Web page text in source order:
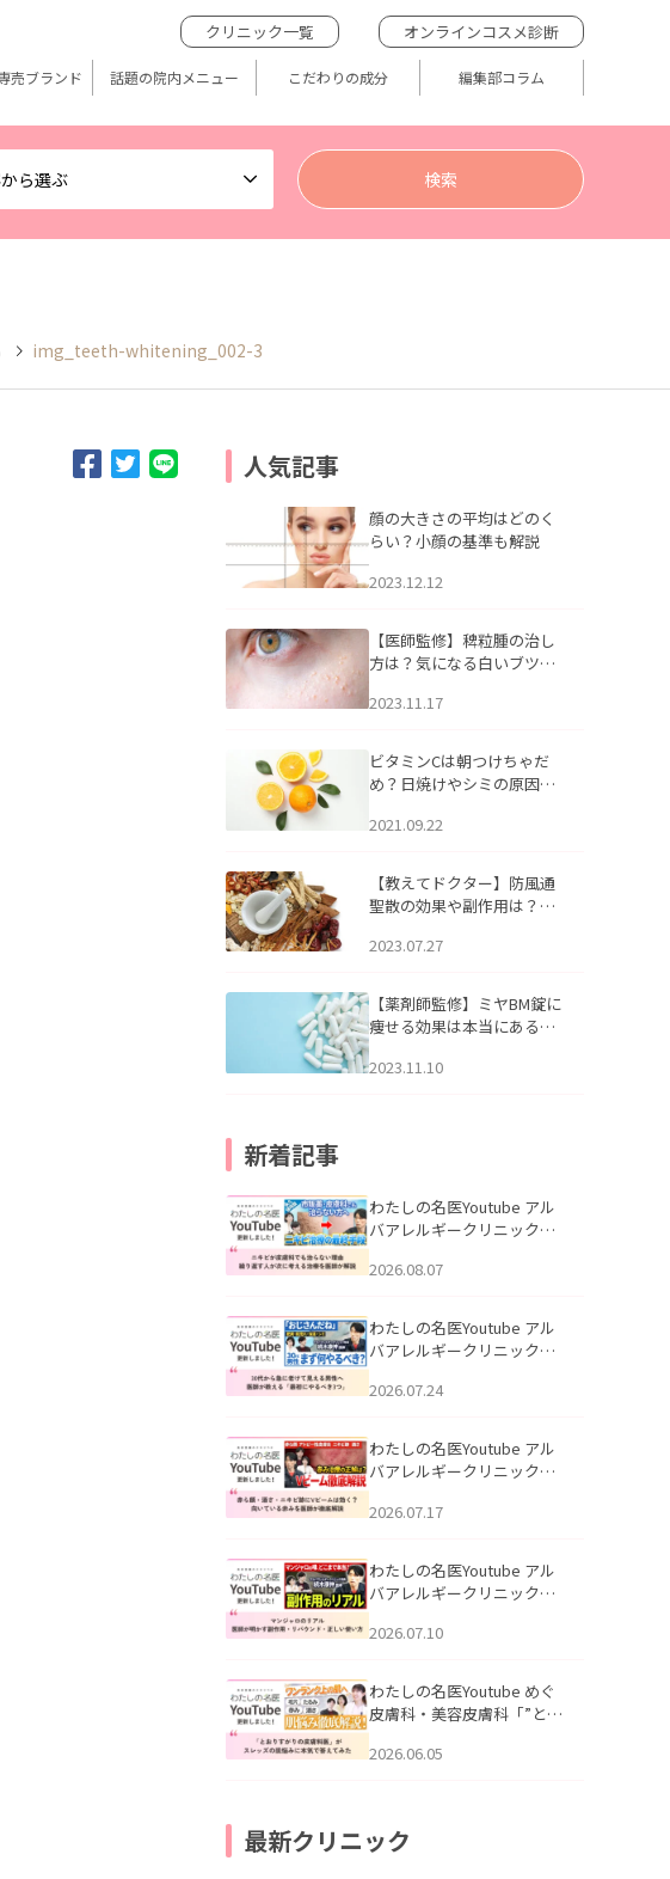
ら選ぶ
クリニック一覧 オンラインコスメ診断
売ブランド 話題の院内メニュー こだわりの成分 編集部コラム
img_teeth-whitening_002-3
人気記事
顔の大きさの平均はどのく
らい？小顔の基準も解説
2023.12.12
【医師監修】稗粒腫の治し
方は？気になる白いブツブ
アについて
2023.11.17
ビタミンCは朝つけちゃだ
め？日焼けやシミの原因に
2021.09.22
【教えてドクター】防風通
聖散の効果や副作用は？長
2023.07.27
【薬剤師監修】ミヤBM錠に
痩せる効果は本当にある
2023.11.10
新着記事
わたしの名医Youtube アル
バアレルギークリニック札
らない理由｜繰り返す人が
説」を公開いたしました。
2026.08.07
わたしの名医Youtube アル
バアレルギークリニック札
える男性へ｜医師が教える
公開いたしました。
2026.07.24
わたしの名医Youtube アル
バアレルギークリニック札
跡にVビームは効く？向いて
説」を公開いたしました。
2026.07.17
わたしの名医Youtube アル
バアレルギークリニック札
医師が明かす副作用・リバ
公開いたしました。
2026.07.10
わたしの名医Youtube めぐ
皮膚科・美容皮膚科「”とお
ッズの肌悩みに本気で答え
2026.06.05
最新クリニック